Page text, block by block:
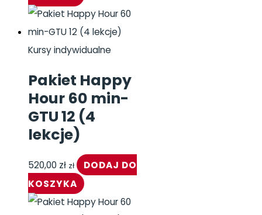
Kursy indywidualne
Pakiet Happy
Hour 60 min-
GTU 12 (4
lekcje)
520,00 zł zł
DODAJ DO
KOSZYKA